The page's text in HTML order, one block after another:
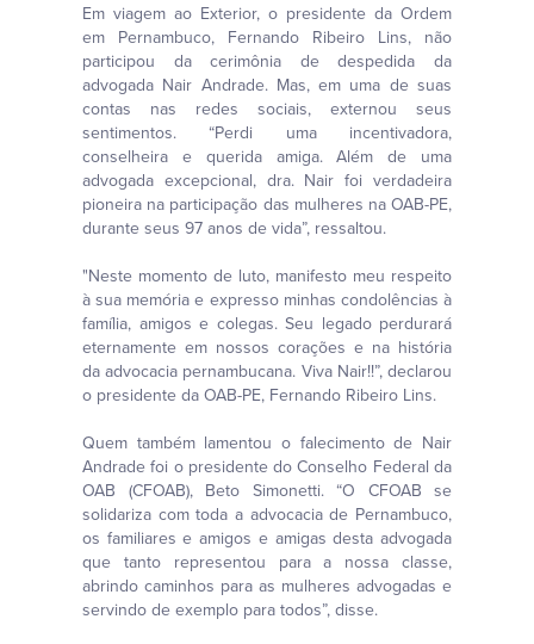
Em viagem ao Exterior, o presidente da Ordem
em Pernambuco, Fernando Ribeiro Lins, não
participou da cerimônia de despedida da
advogada Nair Andrade. Mas, em uma de suas
contas nas redes sociais, externou seus
sentimentos. “Perdi uma incentivadora,
conselheira e querida amiga. Além de uma
advogada excepcional, dra. Nair foi verdadeira
pioneira na participação das mulheres na OAB-PE,
durante seus 97 anos de vida”, ressaltou.
"Neste momento de luto, manifesto meu respeito
à sua memória e expresso minhas condolências à
família, amigos e colegas. Seu legado perdurará
eternamente em nossos corações e na história
da advocacia pernambucana. Viva Nair!!”, declarou
o presidente da OAB-PE, Fernando Ribeiro Lins.
Quem também lamentou o falecimento de Nair
Andrade foi o presidente do Conselho Federal da
OAB (CFOAB), Beto Simonetti. “O CFOAB se
solidariza com toda a advocacia de Pernambuco,
os familiares e amigos e amigas desta advogada
que tanto representou para a nossa classe,
abrindo caminhos para as mulheres advogadas e
servindo de exemplo para todos”, disse.